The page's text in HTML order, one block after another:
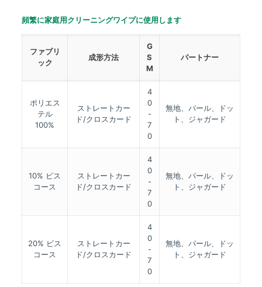
頻繁に家庭用クリーニングワイプに使用します
ファブリ
ック
成形方法
G
S
M
パートナー
ポリエス
テル
100%
ストレートカー
ド/クロスカード
4
0
-
7
0
無地、パール、ドッ
ト、ジャガード
10% ビス
コース
ストレートカー
ド/クロスカード
4
0
-
7
0
無地、パール、ドッ
ト、ジャガード
20% ビス
コース
ストレートカー
ド/クロスカード
4
0
-
7
0
無地、パール、ドッ
ト、ジャガード